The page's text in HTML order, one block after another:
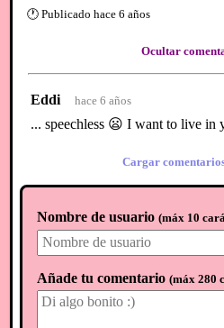
🕐Publicado hace 6 años
Ocultar
Eddi hace 6 años
... speechless 😦 I want to live in
Cargar
Nombre de usuario (máx 10
Añade tu comentario (máx 280